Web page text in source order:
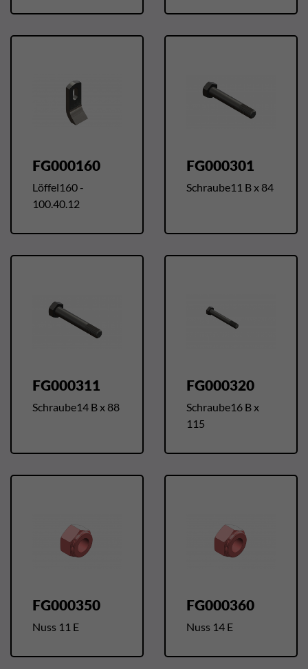
FG000160
Löffel160 -
100.40.12
FG000301
Schraube11 B x 84
FG000311
Schraube14 B x 88
FG000320
Schraube16 B x
115
FG000350
Nuss 11 E
FG000360
Nuss 14 E